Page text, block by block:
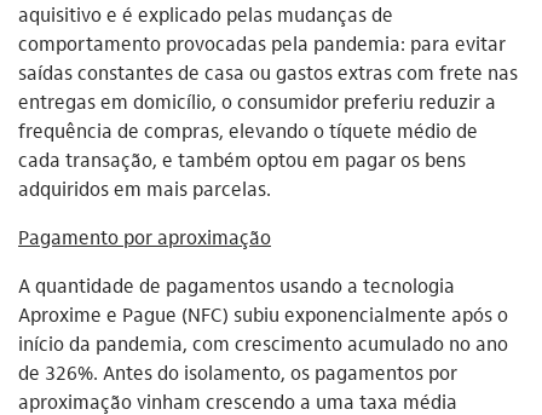
aquisitivo e é explicado pelas mudanças de
comportamento provocadas pela pandemia: para evitar
saídas constantes de casa ou gastos extras com frete nas
entregas em domicílio, o consumidor preferiu reduzir a
frequência de compras, elevando o tíquete médio de
cada transação, e também optou em pagar os bens
adquiridos em mais parcelas.
Pagamento por aproximação
A quantidade de pagamentos usando a tecnologia
Aproxime e Pague (NFC) subiu exponencialmente após o
início da pandemia, com crescimento acumulado no ano
de 326%. Antes do isolamento, os pagamentos por
aproximação vinham crescendo a uma taxa média